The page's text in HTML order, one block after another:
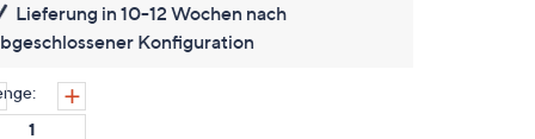
keine
Bewertungen
für
Lieferung in 10-12 Wochen nach
Konfiguration